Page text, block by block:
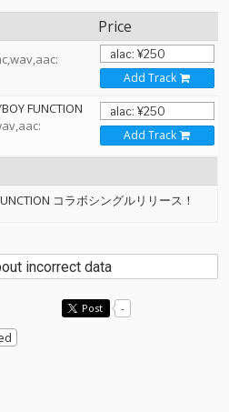
Price
Add Track
FUNCTION
Add Track
コラボシングルリリース！
incorrect data
Post -